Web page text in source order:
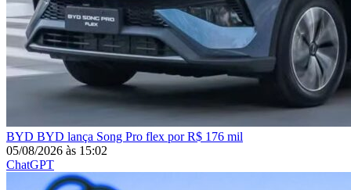
BYD BYD lança Song Pro flex por R$ 176 mil
05/08/2026 às 15:02
ChatGPT